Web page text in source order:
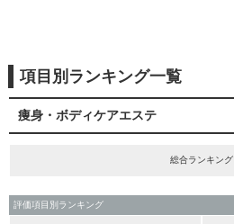
項目別ランキング一覧
痩身・ボディケアエステ
総合ランキング
評価項目別ランキング